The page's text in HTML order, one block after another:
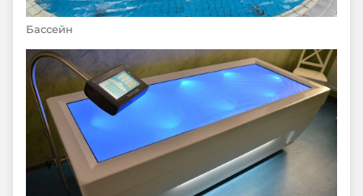
Бассейн